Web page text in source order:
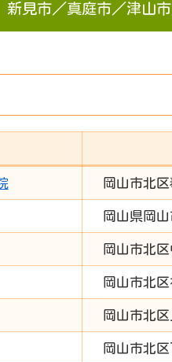
新見市／真庭市／津山
岡山市北区
岡山県岡山
岡山市北区
岡山市北区
岡山市北区
岡山市北区